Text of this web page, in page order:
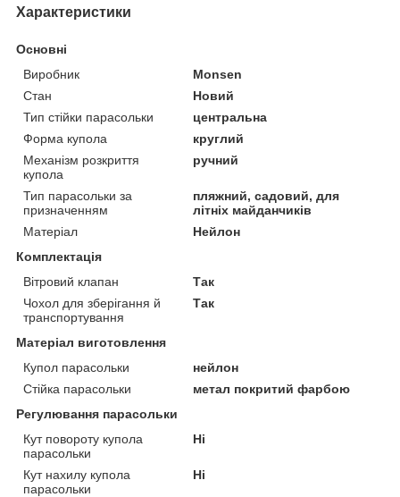
Характеристики
Основні
Виробник
Monsen
Стан
Новий
Тип стійки парасольки
центральна
Форма купола
круглий
Механізм розкриття
купола
ручний
Тип парасольки за
призначенням
пляжний, садовий, для
літніх майданчиків
Матеріал
Нейлон
Комплектація
Вітровий клапан
Так
Чохол для зберігання й
транспортування
Так
Матеріал виготовлення
Купол парасольки
нейлон
Стійка парасольки
метал покритий фарбою
Регулювання парасольки
Кут повороту купола
парасольки
Ні
Кут нахилу купола
парасольки
Ні